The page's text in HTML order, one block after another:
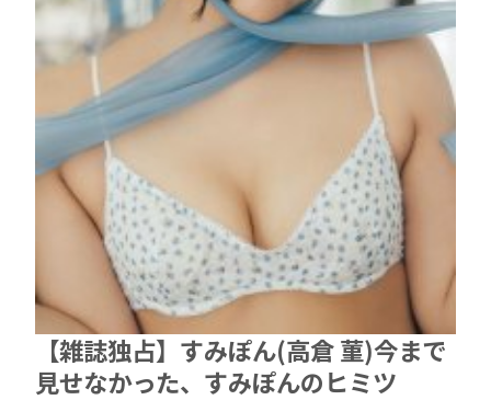
【雑誌独占】すみぽん(高倉 菫)今まで
見せなかった、すみぽんのヒミツ